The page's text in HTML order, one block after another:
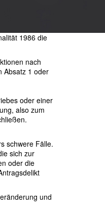
1986 die
nach
Absatz 1 oder
oder einer
also zum
schwere Fälle.
sich zur
oder die
und